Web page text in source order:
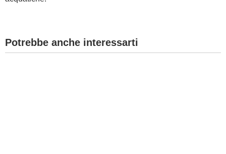
FORUM
Potrebbe anche interessarti